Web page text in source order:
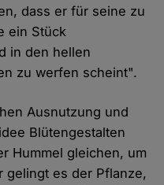
dass er für seine zu
ein Stück
in den hellen
zu werfen scheint".
Ausnutzung und
Blütengestalten
Hummel gleichen, um
gelingt es der Pflanze,